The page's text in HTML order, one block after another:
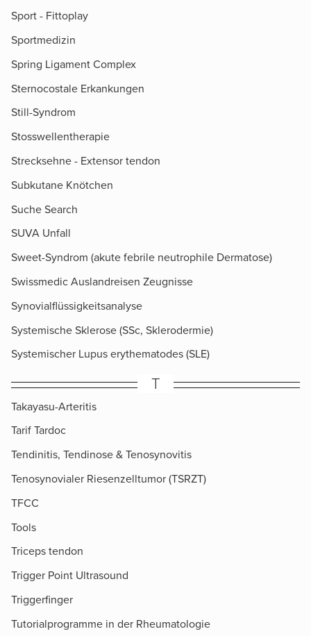
Sport - Fittoplay
Sportmedizin
Spring Ligament Complex
Sternocostale Erkankungen
Still-Syndrom
Stosswellentherapie
Strecksehne - Extensor tendon
Subkutane Knötchen
Suche Search
SUVA Unfall
Sweet-Syndrom (akute febrile neutrophile Dermatose)
Swissmedic Auslandreisen Zeugnisse
Synovialflüssigkeitsanalyse
Systemische Sklerose (SSc, Sklerodermie)
Systemischer Lupus erythematodes (SLE)
T
Takayasu-Arteritis
Tarif Tardoc
Tendinitis, Tendinose & Tenosynovitis
Tenosynovialer Riesenzelltumor (TSRZT)
TFCC
Tools
Triceps tendon
Trigger Point Ultrasound
Triggerfinger
Tutorialprogramme in der Rheumatologie